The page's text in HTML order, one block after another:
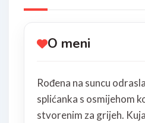
O meni
Rođena na suncu
splićanka s osmijehom
stvorenim za grijeh.